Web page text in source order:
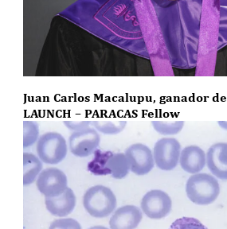
Juan Carlos Macalupu, ganador
LAUNCH – PARACAS Fellow